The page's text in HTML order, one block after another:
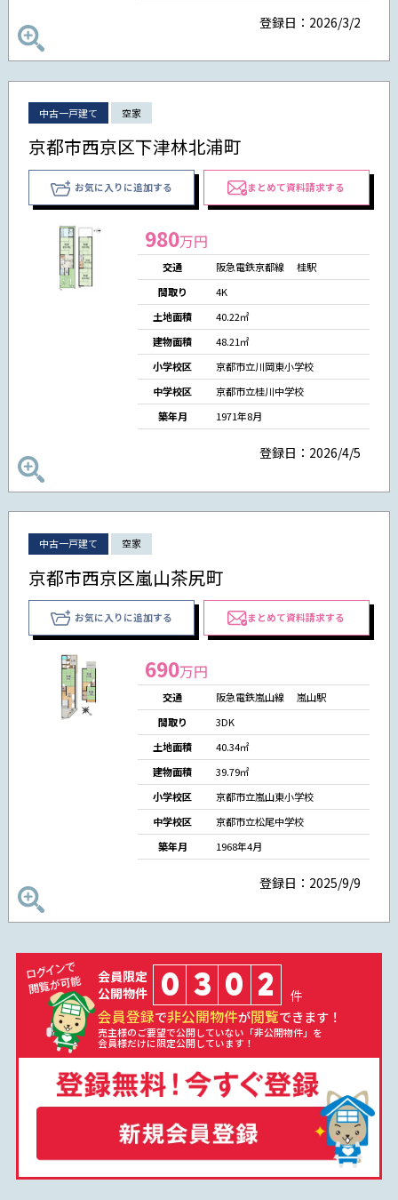
登録日：2026/3/2
中古一戸建て 空家
京都市西京区下津林北浦町
お気に入りに追加する まとめて資料請求する
980万円
交通
阪急電鉄京都線 桂駅
間取り
4K
土地面積
40.22㎡
建物面積
48.21㎡
小学校区
京都市立川岡東小学校
中学校区
京都市立桂川中学校
築年月
1971年8月
登録日：2026/4/5
中古一戸建て 空家
京都市西京区嵐山茶尻町
お気に入りに追加する まとめて資料請求する
690万円
交通
阪急電鉄嵐山線 嵐山駅
間取り
3DK
土地面積
40.34㎡
建物面積
39.79㎡
小学校区
京都市立嵐山東小学校
中学校区
京都市立松尾中学校
築年月
1968年4月
登録日：2025/9/9
会員限定
公開物件
0 3 0 2 件
会員登録で非公開物件が閲覧できます！
売主様のご要望で公開していない「非公開物件」を
会員様だけに限定公開しています！